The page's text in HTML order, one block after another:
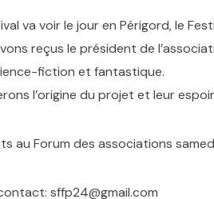
va voir le jour en Périgord, le
reçus le président de
fiction et fantastique.
l’origine du projet et leur
au Forum des associations
sffp24@gmail.com